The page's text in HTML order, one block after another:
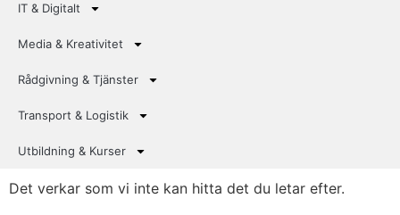
IT & Digitalt
Media & Kreativitet
Rådgivning & Tjänster
Transport & Logistik
Utbildning & Kurser
Det verkar som vi inte kan hitta det du letar efter.